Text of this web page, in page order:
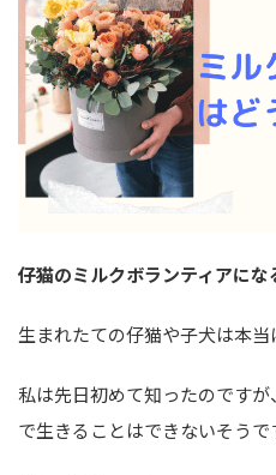
仔猫のミルクボランティアに
生まれたての仔猫や子犬は本当
私は先日初めて知ったのです
で生きることはできないそうで